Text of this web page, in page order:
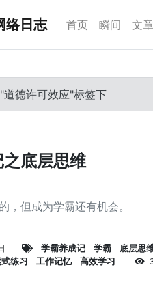
络日志 首页 瞬间 文
道德许可效应"标签下
底层思维
，但成为学霸还有机会。
学霸养成记 学霸
底层思
练习 工作记忆 高效学习